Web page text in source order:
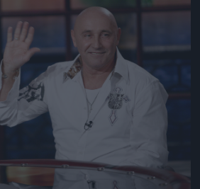
Jön még kép!